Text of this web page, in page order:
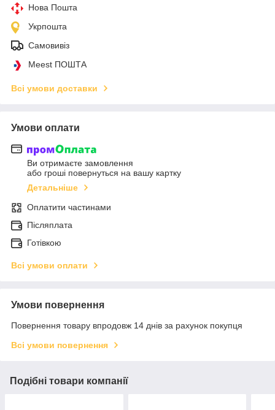
Нова Пошта
Укрпошта
Самовивіз
Meest ПОШТА
Всі умови доставки
Умови оплати
Ви отримаєте замовлення
або гроші повернуться на вашу картку
Детальніше
Оплатити частинами
Післяплата
Готівкою
Всі умови оплати
Умови повернення
Повернення товару впродовж 14 днів за рахунок покупця
Всі умови повернення
Подібні товари компанії